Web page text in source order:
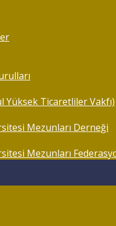
Yüksek Ticaretliler Vakfı)
Mezunları Derneği
Mezunları